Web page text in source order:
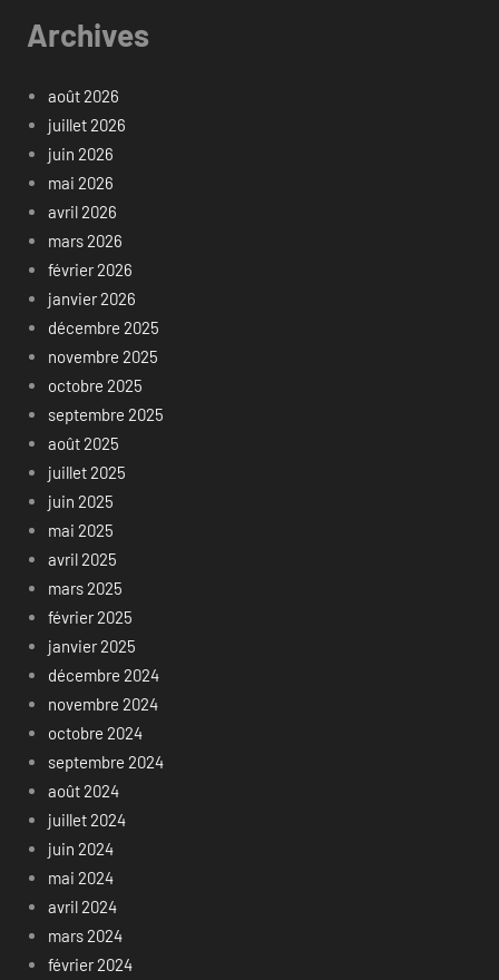
Archives
août 2026
juillet 2026
juin 2026
mai 2026
avril 2026
mars 2026
février 2026
janvier 2026
décembre 2025
novembre 2025
octobre 2025
septembre 2025
août 2025
juillet 2025
juin 2025
mai 2025
avril 2025
mars 2025
février 2025
janvier 2025
décembre 2024
novembre 2024
octobre 2024
septembre 2024
août 2024
juillet 2024
juin 2024
mai 2024
avril 2024
mars 2024
février 2024